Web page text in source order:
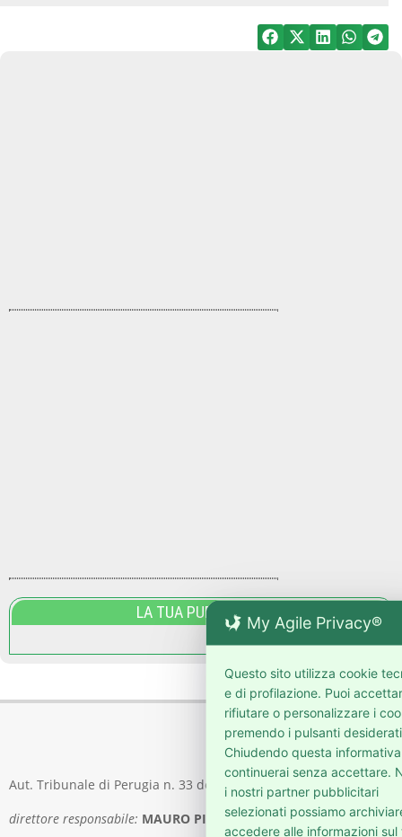
LA TUA PUBBLICITA'
Aut. Tribunale di Perugia n. 33 del 5 maggio 2006
direttore responsabile: MAURO PIERGENTILI
My Agile Privacy®
Questo sito utilizza cookie
e di profilazione. Puoi
rifiutare o personalizzare i
premendo i pulsanti
Chiudendo questa informativa
continuerai senza accettare.
i nostri partner pubblicitari
selezionati possiamo
accedere alle informazioni sul